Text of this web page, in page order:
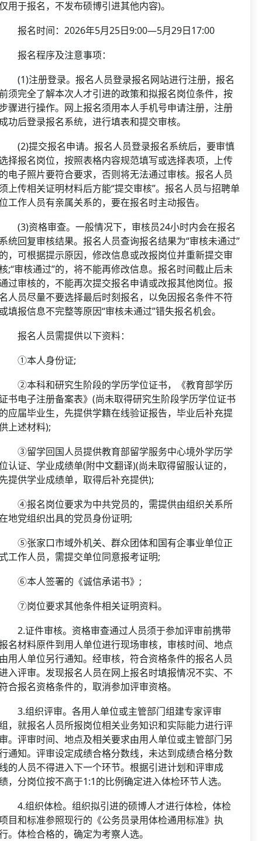
用于报名，不发布硕博引进其他内容)。
名时间：2026年5月25日9:00—5月29日17:00
名程序及注意事项：
注册登录。报名人员登录报名网站进行注册，报名
须完全了解本次人才引进的政策和拟报名岗位条件，按
骤进行操作。网上报名须用本人手机号申请注册，注册
功后登录报名系统，进行填表和提交审核。
提交报名申请。报名人员登录报名系统后，要审慎
择报名岗位，按照表格内容规范填写或选择表项，上传
电子照片要符合要求，否则将无法通过审核。报名人员
上传相关证明材料后方能“提交审核”。报名人员与招聘单
工作人员有亲属关系的，要在报名时主动报告。
资格审查。一般情况下，审核员24小时内会在报名
统回复审核结果。报名人员查询报名结果为“审核未通过”
，可根据提示原因，修改信息或改报岗位并重新提交审
;“审核通过”的，将不能再修改信息。报名时间截止后未
过审核的，不能再次提交报名申请或改报其他岗位。报
人员尽量不要选择最后时刻报名，以免因报名条件不符
填报信息不完整等原因“审核未通过”错失报名机会。
名人员需提供以下资料：
本人身份证;
本科和研究生阶段的学历学位证书，《教育部学历
书电子注册备案表》(尚未取得研究生阶段学历学位证书
应届毕业生，先提供学籍在线验证报告，毕业后补充提
上述材料);
留学回国人员提供教育部留学服务中心境外学历学
认证、学业成绩单(附中文翻译)(尚未取得留服认证的，
提供学业成绩单，取得后补充提供);
报名岗位要求为中共党员的，需提供由组织关系所
地党组织出具的党员身份证明;
张家口市域外机关、群众团体和国有企事业单位正
工作人员，需提交单位同意报考证明;
本人签署的《诚信承诺书》;
岗位要求其他条件相关证明资料。
证件审核。资格审查通过人员须于参加评审前携带
名材料原件到用人单位进行现场审核，审核时间、地点
用人单位另行通知。经审核，符合资格条件的报名人员
入评审。发现报名人员在网上报名时填报情况不实、不
合报名资格条件的，取消参加评审资格。
组织评审。各用人单位或主管部门组建专家评审
，就报名人员所报岗位相关业务知识和实际能力进行评
。评审时间、地点及相关要求由用人单位或主管部门另
通知。评审设定成绩合格分数线，未达到成绩合格分数
的人员不得进入下一个环节。根据引进计划和评审成
，分岗位按不高于1:1的比例确定进入体检环节人选。
组织体检。组织拟引进的硕博人才进行体检，体检
目和标准参照现行的《公务员录用体检通用标准》执
。体检合格的，确定为考察人选。